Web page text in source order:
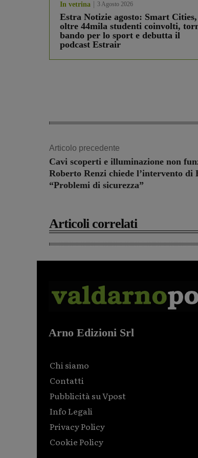
In vetrina 3 Agosto 2026
Estra Notizie agosto: Smart Cities,
oltre 44mila studenti coinvolti,
bando per lo sport e debutta il
podcast Estrair
Articolo precedente
Cavi scoperti e illuminazione non
Roberto Renzi chiede l’intervento di
“Problemi di sicurezza”
Articoli correlati
Arno Edizioni Srl
Chi siamo
Contatti
Pubblicità su Vpost
Info Legali
Privacy Policy
Cookie Policy